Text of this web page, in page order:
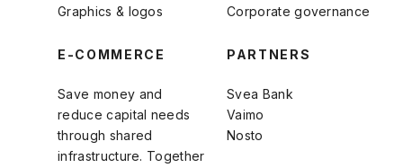
Graphics & logos
Corporate governance
E-COMMERCE
Save money and
reduce capital needs
through shared
infrastructure. Together
PARTNERS
Svea Bank
Vaimo
Nosto